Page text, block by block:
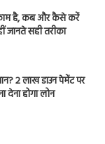
है, कब और कैसे करें
जानते सही तरीका
2 लाख डाउन पेमेंट पर
देना होगा लोन